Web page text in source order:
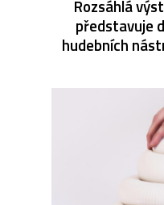
Rozsáhlá
představuje
hudebních